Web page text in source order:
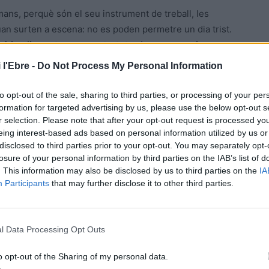
l'Ebre - Do Not Process My Personal Information
opt-out of the sale, sharing to third parties, or processing of your
for targeted advertising by us, please use the below opt-out
selection. Please note that after your opt-out request is processed
interest-based ads based on personal information utilized by us
to third parties prior to your opt-out. You may separately
of your personal information by third parties on the IAB’s list of
This information may also be disclosed by us to third parties on the
Participants that may further disclose it to other third parties.
Data Processing Opt Outs
opt-out of the Sharing of my personal data.
perquè són el seu instrument de treball, les
surten a escena: no es poden permetre un dia trist.
implica estar preparat a totes hores per a aixecar
seua vida
”, diu Carme Franch.
a treballar amb els seus pacients? “Tota una
en grup i també de manera individual. Aprofitem
el Dia de la Dona o el de la Poesia, per a fer
i relacions de qualitat entre totes les persones
un treball en equip, on cadascú de la xarxa assistencial
la logopeda, el fisioterapeuta i el terapeuta
nostre objectiu”, afegix Carme Franch.
Aixendri, explica que aprofita l’experiència de vida
el llenguatge i l’escriptura. “
acabaran oblidades i alguns usuaris descobrïxen la
verbal i no verbal per a fomentar l’estimulació